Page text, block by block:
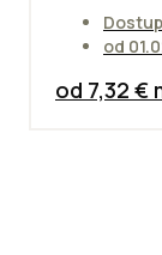
od
od 7,32 €